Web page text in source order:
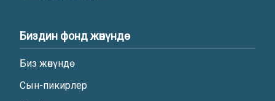
Биздин фонд жөнүндө
Биз жөнүндө
Сын-пикирлер